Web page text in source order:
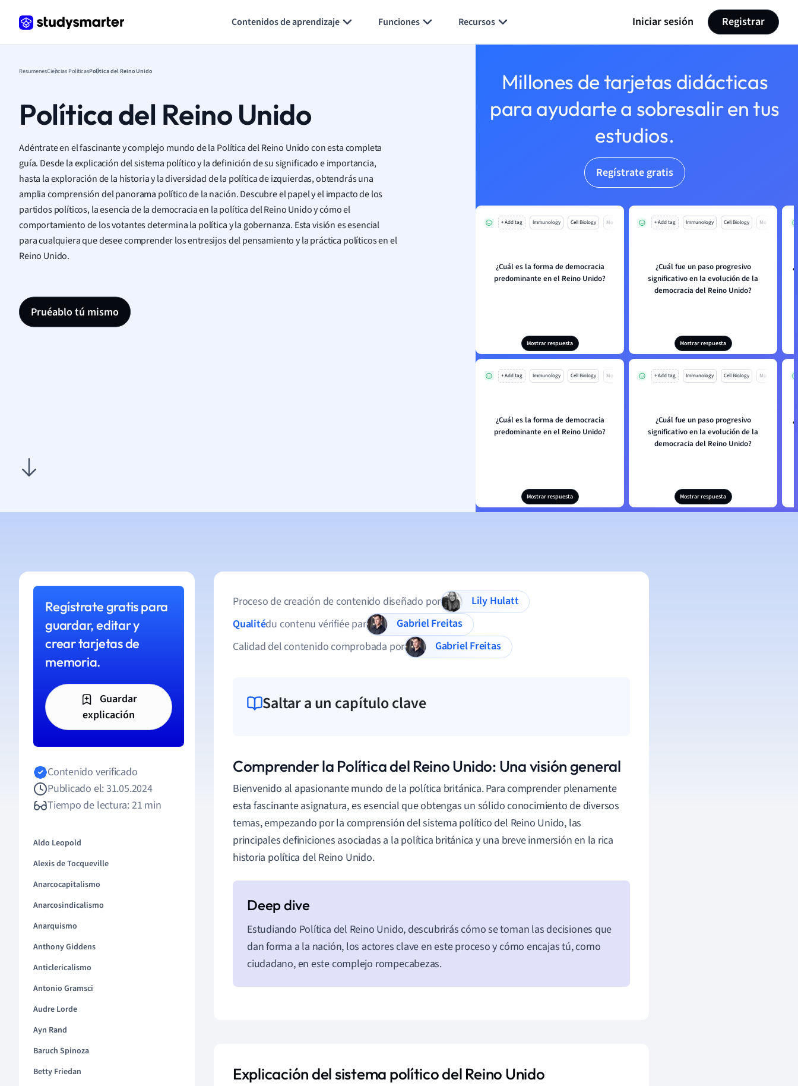
Contenidos de aprendizaje Funciones Recursos Iniciar sesión Registrar
ResumenesCiencias PolíticasPolítica del Reino Unido
Política del Reino Unido
Adéntrate en el fascinante y complejo mundo de la Política del Reino Unido con esta completa
guía. Desde la explicación del sistema político y la definición de su significado e importancia,
hasta la exploración de la historia y la diversidad de la política de izquierdas, obtendrás una
amplia comprensión del panorama político de la nación. Descubre el papel y el impacto de los
partidos políticos, la esencia de la democracia en la política del Reino Unido y cómo el
comportamiento de los votantes determina la política y la gobernanza. Esta visión es esencial
para cualquiera que desee comprender los entresijos del pensamiento y la práctica políticos en el
Reino Unido.
Pruéablo tú mismo
Millones de tarjetas didácticas
para ayudarte a sobresalir en tus
estudios.
Regístrate gratis
+ Add tag Immunology Cell Biology Mo
¿Cuál es la forma de democracia
predominante en el Reino Unido?
Mostrar respuesta
+ Add tag Immunology Cell Biology Mo
¿Cuál fue un paso progresivo
significativo en la evolución de la
democracia del Reino Unido?
Mostrar respuesta
+ Add tag Immunology Cell Biology Mo
¿Cuál es la forma de democracia
predominante en el Reino Unido?
Mostrar respuesta
+ Add tag Immunology Cell Biology Mo
¿Cuál fue un paso progresivo
significativo en la evolución de la
democracia del Reino Unido?
Mostrar respuesta
Regístrate gratis para
guardar, editar y
crear tarjetas de
memoria.
Guardar
explicación
Contenido verificado
Publicado el: 31.05.2024
Tiempo de lectura: 21 min
Aldo Leopold
Alexis de Tocqueville
Anarcocapitalismo
Anarcosindicalismo
Anarquismo
Anthony Giddens
Anticlericalismo
Antonio Gramsci
Audre Lorde
Ayn Rand
Baruch Spinoza
Betty Friedan
Proceso de creación de contenido diseñado por
Lily Hulatt
Qualitédu contenu vérifiée par
Gabriel Freitas
Calidad del contenido comprobada por
Gabriel Freitas
Saltar a un capítulo clave
Comprender la Política del Reino Unido: Una visión general
Bienvenido al apasionante mundo de la política británica. Para comprender plenamente
esta fascinante asignatura, es esencial que obtengas un sólido conocimiento de diversos
temas, empezando por la comprensión del sistema político del Reino Unido, las
principales definiciones asociadas a la política británica y una breve inmersión en la rica
historia política del Reino Unido.
Estudiando Política del Reino Unido, descubrirás cómo se toman las decisiones que
dan forma a la nación, los actores clave en este proceso y cómo encajas tú, como
ciudadano, en este complejo rompecabezas.
Explicación del sistema político del Reino Unido